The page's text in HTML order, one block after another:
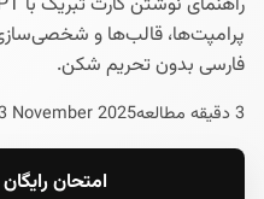
فارسی بدون تحریم شکن.
3 دقیقه مطالعه November 2025
امتحان